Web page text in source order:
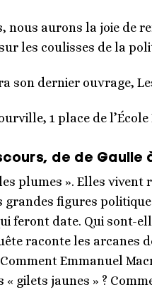
nous aurons la joie de
les coulisses de la
son dernier ouvrage,
1 place de
de de Gaulle
plumes ». Elles
grandes figures
feront date. Qui sont-
raconte les arcanes
Emmanuel
« gilets jaunes » ?